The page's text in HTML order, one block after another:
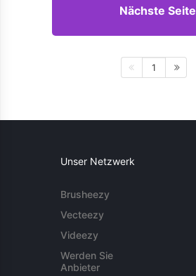
Nächste Seite
1
Unser Netzwerk
Brusheezy
Vecteezy
Videezy
Werden Sie
Anbieter